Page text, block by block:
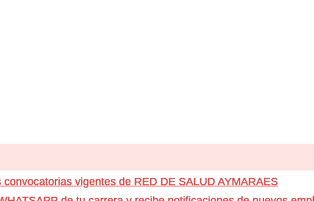
convocatorias vigentes de RED DE SALUD AYMARAES